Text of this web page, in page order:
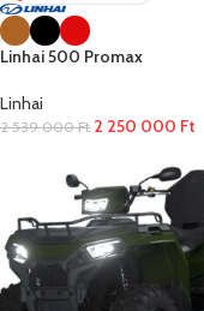
Linhai 500 Promax
Linhai
2 539 000Ft 2 250 000 Ft